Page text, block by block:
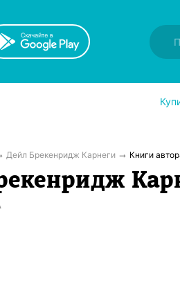
Дейл Брекенридж Карнеги Книги